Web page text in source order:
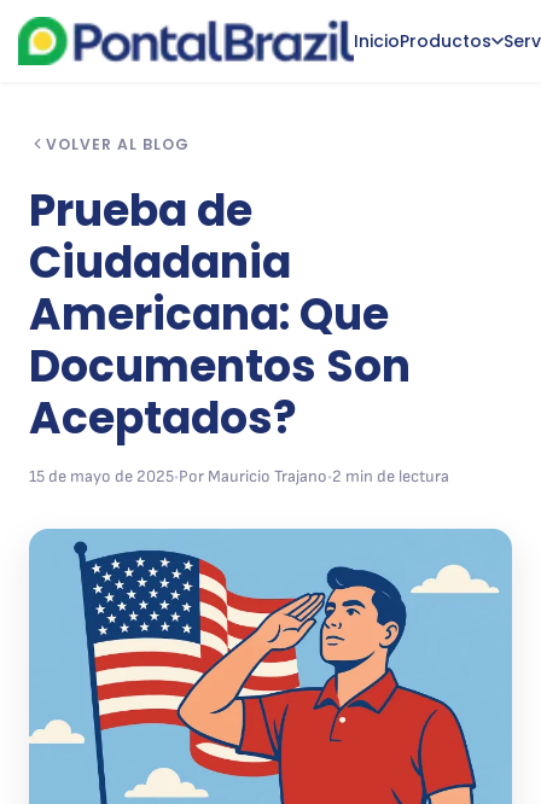
InicioProductos
VOLVER AL BLOG
Prueba de
Ciudadania
Americana: Que
Documentos Son
Aceptados?
15 de mayo de 2025•Por Mauricio Trajano•2 min de lectura